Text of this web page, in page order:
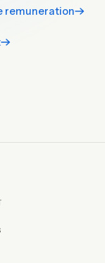
remuneration